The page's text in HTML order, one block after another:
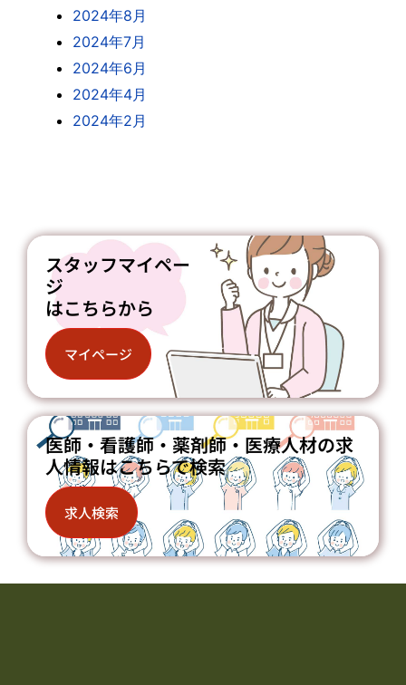
2024年8月
2024年7月
2024年6月
2024年4月
2024年2月
スタッフマイペー
ジ
はこちらから
マイページ
医師・看護師・薬剤師・医療人材の求
人情報はこちらで検索
求人検索